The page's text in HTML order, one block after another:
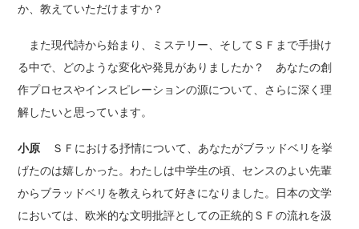
か、教えていただけますか？
また現代詩から始まり、ミステリー、そしてＳＦまで手掛け
る中で、どのような変化や発見がありましたか？ あなたの創
作プロセスやインスピレーションの源について、さらに深く理
解したいと思っています。
小原 ＳＦにおける抒情について、あなたがブラッドベリを挙
げたのは嬉しかった。わたしは中学生の頃、センスのよい先輩
からブラッドベリを教えられて好きになりました。日本の文学
においては、欧米的な文明批評としての正統的ＳＦの流れを汲